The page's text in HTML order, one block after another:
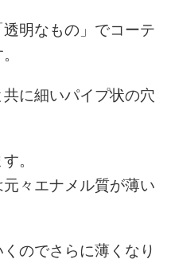
明なもの」でコーテ
に細いパイプ状の穴
。
々エナメル質が薄い
のでさらに薄くなり